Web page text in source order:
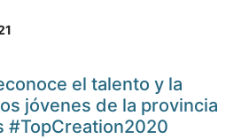
el talento y la
jóvenes de la provincia
#TopCreation2020